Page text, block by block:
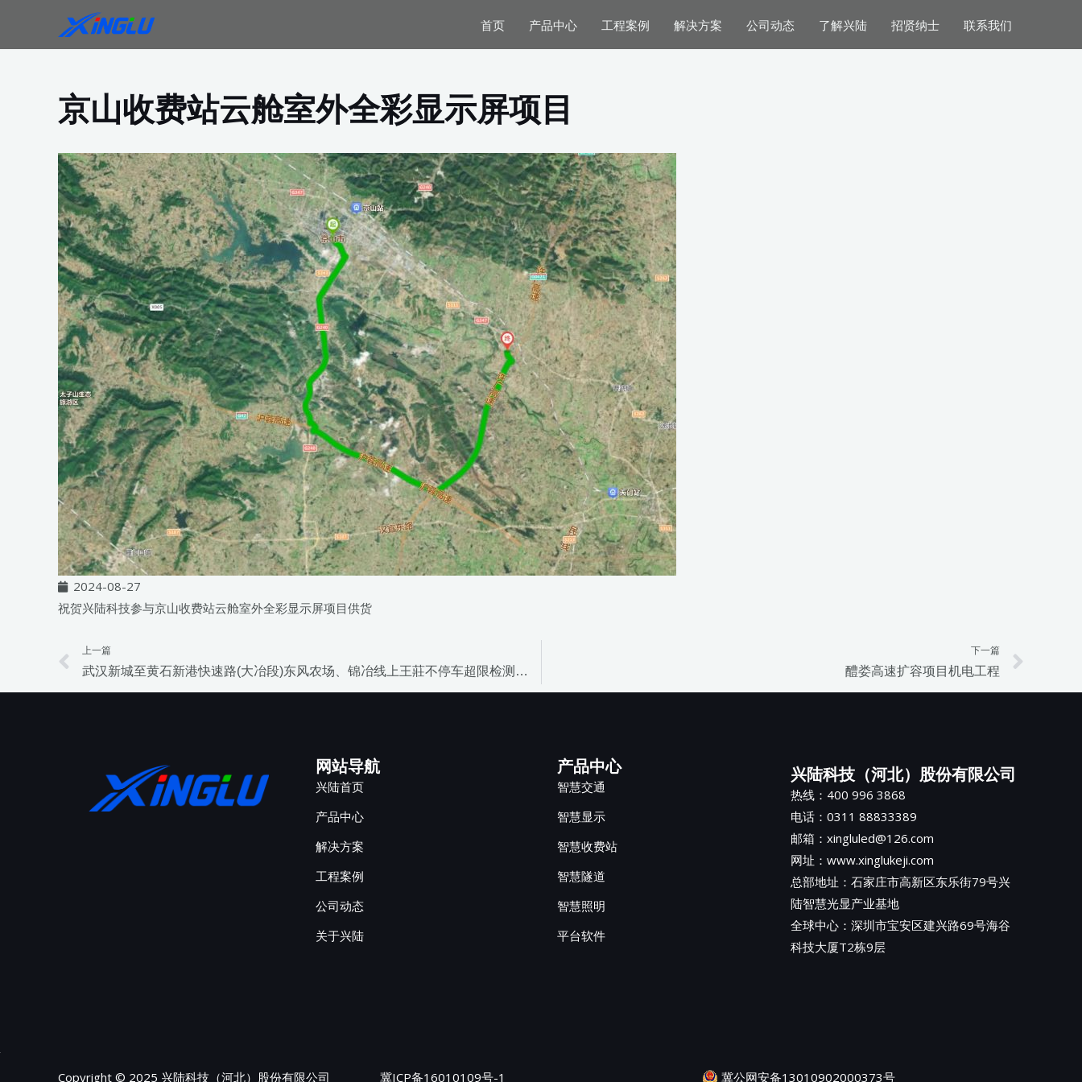
内
首页 产品中心 工程案例 解决方案 公司动态 了解兴陆 招贤纳士 联系我们
京山收费站云舱室外全彩显示屏项目
2024-08-27
祝贺兴陆科技参与京山收费站云舱室外全彩显示屏项目供货
Prev
上一篇
武汉新城至黄石新港快速路(大冶段)东风农场、锦冶线上王莊不停车超限检测系统建设项目
下一篇
醴娄高速扩容项目机电工程
网站导航
兴陆首页
产品中心
解决方案
工程案例
公司动态
关于兴陆
产品中心
智慧交通
智慧显示
智慧收费站
智慧隧道
智慧照明
平台软件
兴陆科技（河北）股份有限公司
热线：400 996 3868
电话：0311 88833389
邮箱：xingluled@126.com
网址：www.xinglukeji.com
总部地址： 石家庄市高新区东乐街79号兴
陆智慧光显产业基地
全球中心：深圳市宝安区建兴路69号海谷
科技大厦T2栋9层
Copyright © 2025 兴陆科技（河北）股份有限公司 冀ICP备16010109号-1 冀公网安备13010902000373号